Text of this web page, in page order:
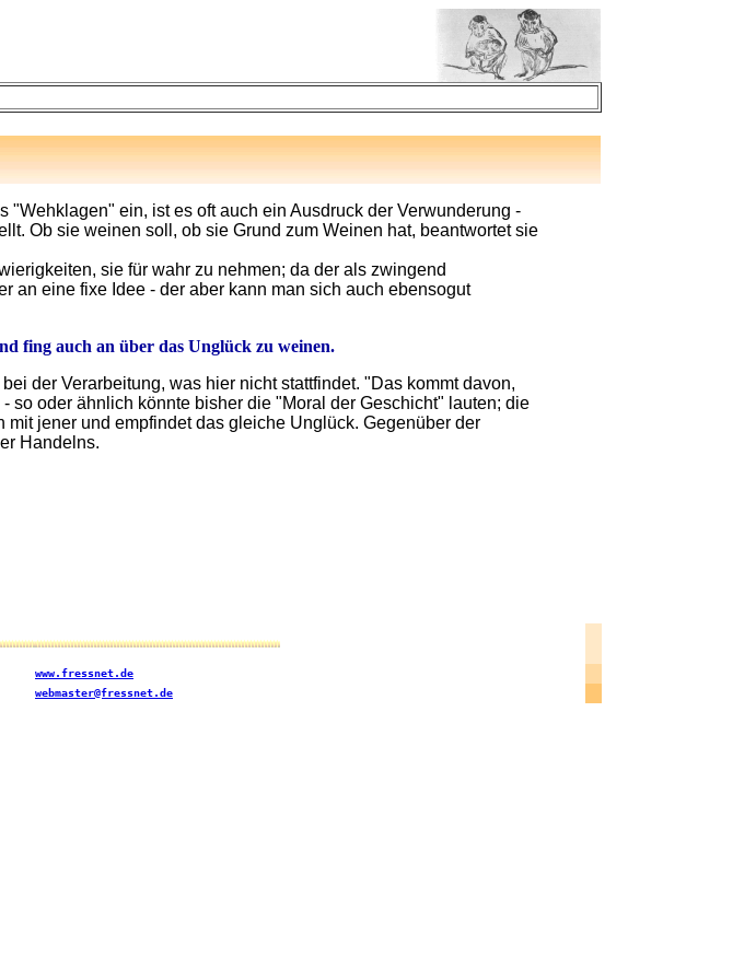
ein, ist es oft auch ein Ausdruck der Verwunderung -
Ob sie weinen soll, ob sie Grund zum Weinen hat, beantwortet sie
sie für wahr zu nehmen; da der als zwingend
an eine fixe Idee - der aber kann man sich auch ebensogut
fing auch an über das Unglück zu weinen.
der Verarbeitung, was hier nicht stattfindet. "Das kommt davon,
oder ähnlich könnte bisher die "Moral der Geschicht" lauten; die
jener und empfindet das gleiche Unglück. Gegenüber der
Handelns.
www.fressnet.de
webmaster@fressnet.de